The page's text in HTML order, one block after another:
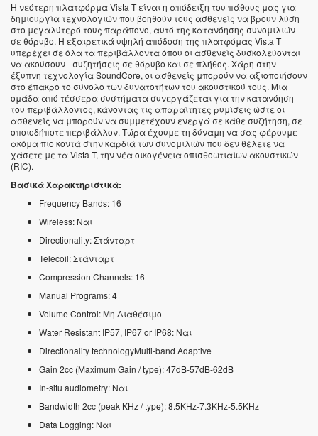
Η νεότερη πλατφόρμα Vista T είναι η απόδειξη του πάθους μας για
δημιουργία τεχνολογιών που βοηθούν τους ασθενείς να βρουν λύση
στο μεγαλύτερό τους παράπονο, αυτό της κατανόησης συνομιλιών
σε θόρυβο. Η εξαιρετικά υψηλή απόδοση της πλατφόμας Vista T
υπερέχει σε όλα τα περιβάλλοντα όπου οι ασθενείς δυσκολεύονται
να ακούσουν - συζητήσεις σε θόρυβο και σε πλήθος. Χάρη στην
έξυπνη τεχνολογία SoundCore, οι ασθενείς μπορούν να αξιοποιήσουν
στο έπακρο το σύνολο των δυνατοτήτων του ακουστικού τους. Μια
ομάδα από τέσσερα συστήματα συνεργάζεται για την κατανόηση
του περιβάλλοντος, κάνοντας τις απαραίτητες ρυμίσεις ώστε οι
ασθενείς να μπορούν να συμμετέχουν ενεργά σε κάθε συζήτηση, σε
οποιοδήποτε περιβάλλον. Τώρα έχουμε τη δύναμη να σας φέρουμε
ακόμα πιο κοντά στην καρδιά των συνομιλιών που δεν θέλετε να
χάσετε με τα Vista T, την νέα οικογένεια οπισθοωτιαίων ακουστικών
(RIC).
Βασικά Χαρακτηριστικά:
Frequency Bands: 16
Wireless: Ναι
Directionality: Στάνταρτ
Telecoil: Στάνταρτ
Compression Channels: 16
Manual Programs: 4
Volume Control: Μη Διαθέσιμο
Water Resistant IP57, IP67 or IP68: Ναι
Directionality technologyMulti-band Adaptive
Gain 2cc (Maximum Gain / type): 47dB-57dB-62dB
In-situ audiometry: Ναι
Bandwidth 2cc (peak KHz / type): 8.5KHz-7.3KHz-5.5KHz
Data Logging: Ναι